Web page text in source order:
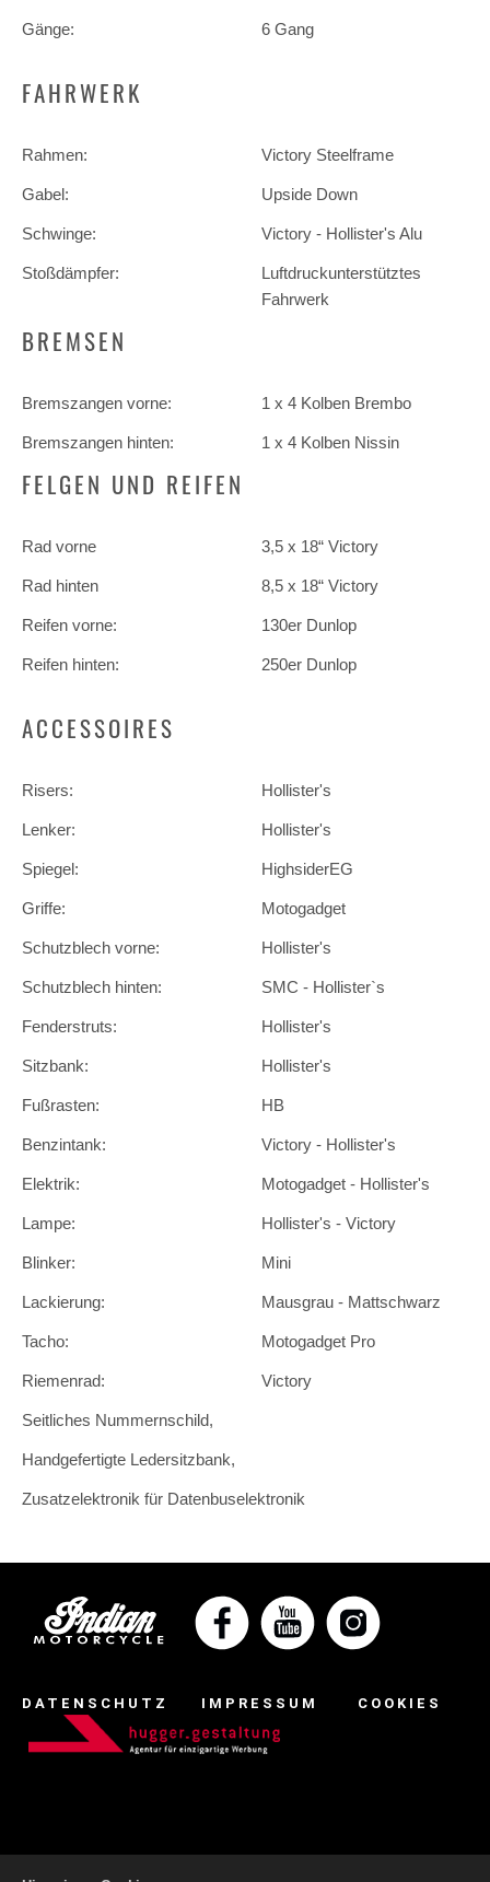
Gänge: 6 Gang
FAHRWERK
Rahmen: Victory Steelframe
Gabel: Upside Down
Schwinge: Victory - Hollister's Alu
Stoßdämpfer:
Luftdruckunterstütztes
Fahrwerk
BREMSEN
Bremszangen vorne: 1 x 4 Kolben Brembo
Bremszangen hinten: 1 x 4 Kolben Nissin
FELGEN UND REIFEN
Rad vorne 3,5 x 18“ Victory
Rad hinten 8,5 x 18“ Victory
Reifen vorne: 130er Dunlop
Reifen hinten: 250er Dunlop
ACCESSOIRES
Risers: Hollister's
Lenker: Hollister's
Spiegel: HighsiderEG
Griffe: Motogadget
Schutzblech vorne: Hollister's
Schutzblech hinten: SMC - Hollister`s
Fenderstruts: Hollister's
Sitzbank: Hollister's
Fußrasten: HB
Benzintank: Victory - Hollister's
Elektrik: Motogadget - Hollister's
Lampe: Hollister's - Victory
Blinker: Mini
Lackierung: Mausgrau - Mattschwarz
Tacho: Motogadget Pro
Riemenrad: Victory
Seitliches Nummernschild,
Handgefertigte Ledersitzbank,
Zusatzelektronik für Datenbuselektronik
DATENSCHUTZ IMPRESSUM COOKIES